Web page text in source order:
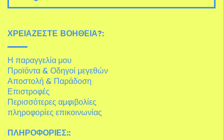
ΧΡΕΙΆΖΕΣΤΕ ΒΟΉΘΕΙΑ?:
Η παραγγελία μου
Προϊόντα & Οδηγοί μεγεθών
Αποστολή & Παράδοση
Επιστροφές
Περισσότερες αμφιβολίες
πληροφορίες επικοινωνίας
ΠΛΗΡΟΦΟΡΊΕΣ::